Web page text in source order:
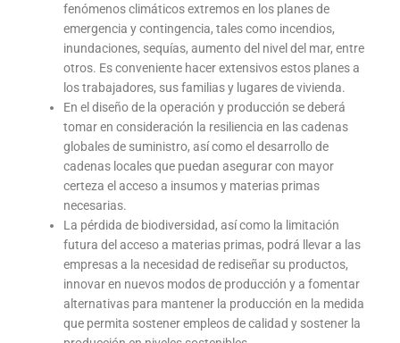
fenómenos climáticos extremos en los planes de
emergencia y contingencia, tales como incendios,
inundaciones, sequías, aumento del nivel del mar, entre
otros. Es conveniente hacer extensivos estos planes a
los trabajadores, sus familias y lugares de vivienda.
En el diseño de la operación y producción se deberá
tomar en consideración la resiliencia en las cadenas
globales de suministro, así como el desarrollo de
cadenas locales que puedan asegurar con mayor
certeza el acceso a insumos y materias primas
necesarias.
La pérdida de biodiversidad, así como la limitación
futura del acceso a materias primas, podrá llevar a las
empresas a la necesidad de rediseñar su productos,
innovar en nuevos modos de producción y a fomentar
alternativas para mantener la producción en la medida
que permita sostener empleos de calidad y sostener la